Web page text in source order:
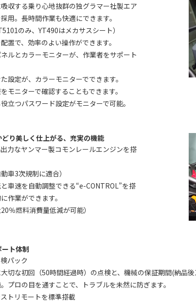
収する乗り心地抜群の独グラマー社製エア
用。長時間作業も快適にできます。
のみ、YT490はメカサスシート）
置で、効率のよい操作ができます。
ルとカラーモニターが、作業者をサポート
設定が、カラーモニターでできます。
モニターで確認することもできます。
立つパスワード設定がモニターで可能。
どり美しく仕上がる、充実の機能
力なヤンマー製コモンレールエンジンを搭
車3次規制に適合）
車速を自動調整できる“e-CONTROL”を搭
作業ができます。
20％燃料消費量低減が可能）
ート体制
パック
切な初回（50時間経過時）の点検と、機械の保証期間(納品
プロの目を通すことで、トラブルを未然に防ぎます。
トリモートを標準搭載